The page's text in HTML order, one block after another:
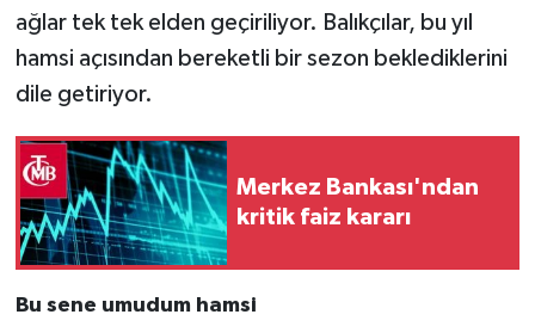
ağlar tek tek elden geçiriliyor. Balıkçılar, bu yıl
hamsi açısından bereketli bir sezon beklediklerini
dile getiriyor.
Merkez Bankası'ndan
kritik faiz kararı
Bu sene umudum hamsi